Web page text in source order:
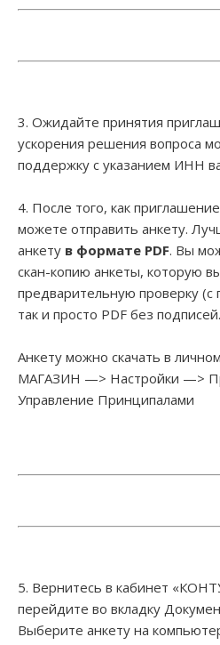
3. Ожидайте принятия
ускорения решения вопроса
поддержку с указанием ИНН
4. После того, как
можете отправить анкету.
анкету в формате PDF. Вы
скан-копию анкеты, которую
предварительную проверку
так и просто PDF без подписей.
Анкету можно скачать в
МАГАЗИН —> Настройки —>
Управление Принципалами
5. Вернитесь в кабинет
перейдите во вкладку
Выберите анкету на